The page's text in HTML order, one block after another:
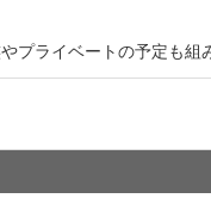
プライベートの予定も組